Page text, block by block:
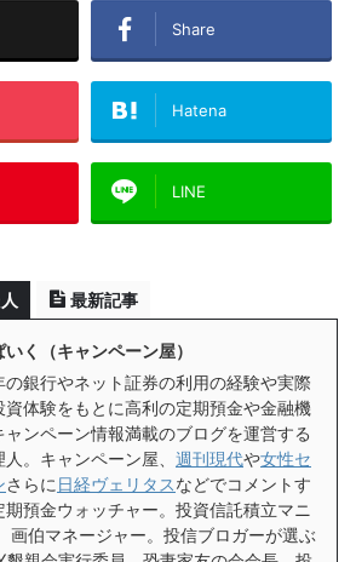
Share
Hatena
LINE
最新記事
いく（キャンペーン屋）
の銀行やネット証券の利用の経験や実際
資体験をもとに高利の定期預金や金融機
ャンペーン情報満載のブログを運営する
人。キャンペーン屋、 週刊現代や女性セ
さらに 日経ヴェリタスなどでコメントす
期預金ウォッチャー。投資信託積立マニ
画伯マネージャー。投信ブロガーが選ぶ